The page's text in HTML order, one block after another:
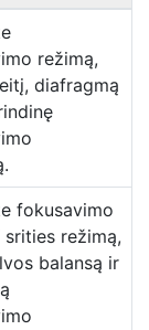
režimą,
diafragmą
fokusavimo
srities režimą,
balansą ir